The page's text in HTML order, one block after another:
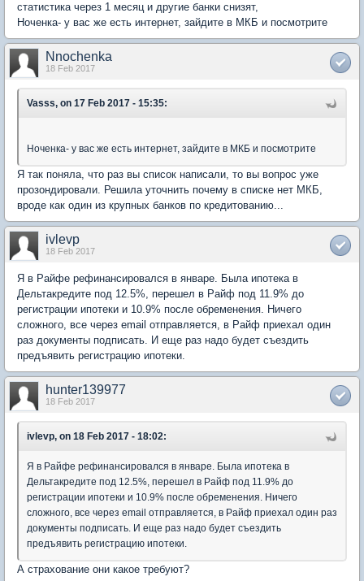
статистика через 1 месяц и другие банки снизят,
Ноченка- у вас же есть интернет, зайдите в МКБ и посмотрите
Nnochenka
18 Feb 2017
Vasss, on 17 Feb 2017 - 15:35:
Ноченка- у вас же есть интернет, зайдите в МКБ и посмотрите
Я так поняла, что раз вы список написали, то вы вопрос уже
прозондировали. Решила уточнить почему в списке нет МКБ,
вроде как один из крупных банков по кредитованию...
ivlevp
18 Feb 2017
Я в Райфе рефинансировался в январе. Была ипотека в
Дельтакредите под 12.5%, перешел в Райф под 11.9% до
регистрации ипотеки и 10.9% после обременения. Ничего
сложного, все через email отправляется, в Райф приехал один
раз документы подписать. И еще раз надо будет съездить
предъявить регистрацию ипотеки.
hunter139977
18 Feb 2017
ivlevp, on 18 Feb 2017 - 18:02:
Я в Райфе рефинансировался в январе. Была ипотека в
Дельтакредите под 12.5%, перешел в Райф под 11.9% до
регистрации ипотеки и 10.9% после обременения. Ничего
сложного, все через email отправляется, в Райф приехал один раз
документы подписать. И еще раз надо будет съездить
предъявить регистрацию ипотеки.
А страхование они какое требуют?